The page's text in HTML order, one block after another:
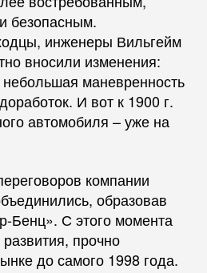
безопасным.
инженеры Вильгейм
вносили изменения:
маневренность
И вот к 1900 г.
автомобиля – уже на
компании
образовав
Бенц». С этого момента
прочно
до самого 1998 года.